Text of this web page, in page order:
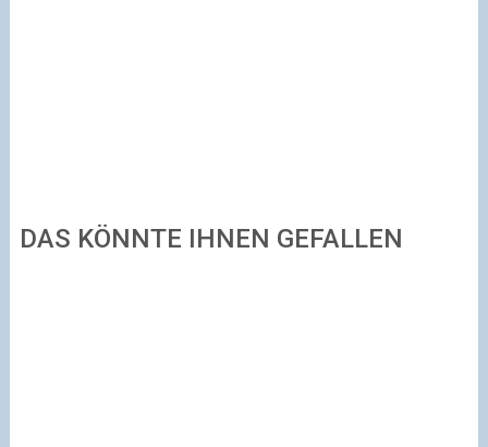
DAS KÖNNTE IHNEN GEFALLEN